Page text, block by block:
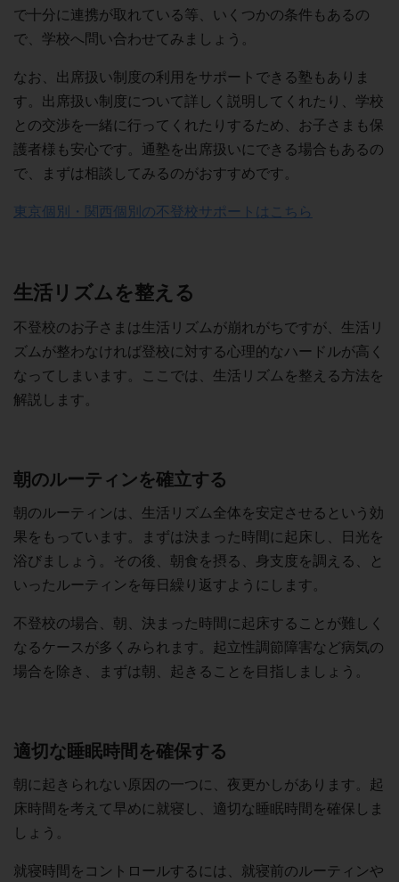
で十分に連携が取れている等、いくつかの条件もあるの
で、学校へ問い合わせてみましょう。
なお、出席扱い制度の利用をサポートできる塾もありま
す。出席扱い制度について詳しく説明してくれたり、学校
との交渉を一緒に行ってくれたりするため、お子さまも保
護者様も安心です。通塾を出席扱いにできる場合もあるの
で、まずは相談してみるのがおすすめです。
東京個別・関西個別の不登校サポートはこちら
生活リズムを整える
不登校のお子さまは生活リズムが崩れがちですが、生活リ
ズムが整わなければ登校に対する心理的なハードルが高く
なってしまいます。ここでは、生活リズムを整える方法を
解説します。
朝のルーティンを確立する
朝のルーティンは、生活リズム全体を安定させるという効
果をもっています。まずは決まった時間に起床し、日光を
浴びましょう。その後、朝食を摂る、身支度を調える、と
いったルーティンを毎日繰り返すようにします。
不登校の場合、朝、決まった時間に起床することが難しく
なるケースが多くみられます。起立性調節障害など病気の
場合を除き、まずは朝、起きることを目指しましょう。
適切な睡眠時間を確保する
朝に起きられない原因の一つに、夜更かしがあります。起
床時間を考えて早めに就寝し、適切な睡眠時間を確保しま
しょう。
就寝時間をコントロールするには、就寝前のルーティンや